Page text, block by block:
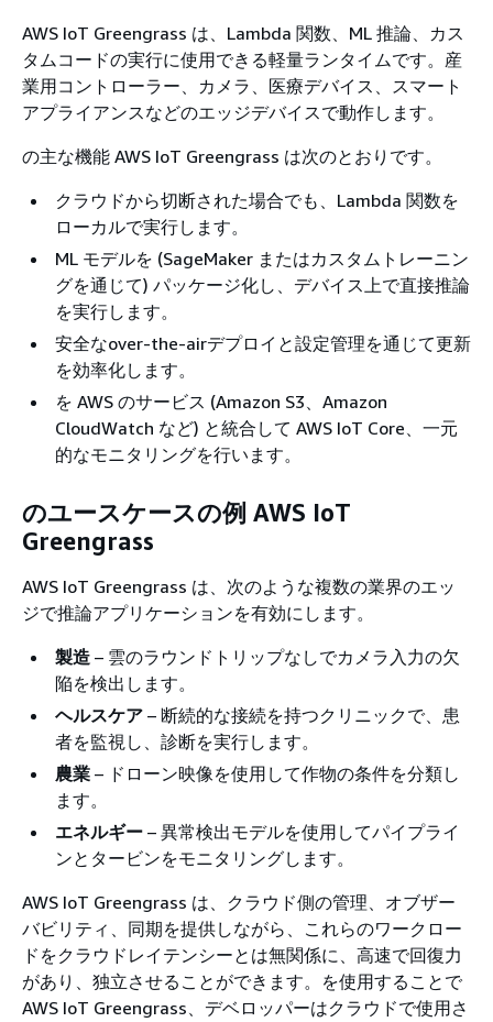
AWS IoT Greengrass は、Lambda 関数、ML 推論、カス
タムコードの実行に使用できる軽量ランタイムです。産
業用コントローラー、カメラ、医療デバイス、スマート
アプライアンスなどのエッジデバイスで動作します。
の主な機能 AWS IoT Greengrass は次のとおりです。
クラウドから切断された場合でも、Lambda 関数を
ローカルで実行します。
ML モデルを (SageMaker またはカスタムトレーニン
グを通じて) パッケージ化し、デバイス上で直接推論
を実行します。
安全なover-the-airデプロイと設定管理を通じて更新
を効率化します。
を AWS のサービス (Amazon S3、Amazon
CloudWatch など) と統合して AWS IoT Core、一元
的なモニタリングを行います。
のユースケースの例 AWS IoT
Greengrass
AWS IoT Greengrass は、次のような複数の業界のエッ
ジで推論アプリケーションを有効にします。
製造 – 雲のラウンドトリップなしでカメラ入力の欠
陥を検出します。
ヘルスケア – 断続的な接続を持つクリニックで、患
者を監視し、診断を実行します。
農業 – ドローン映像を使用して作物の条件を分類し
ます。
エネルギー – 異常検出モデルを使用してパイプライ
ンとタービンをモニタリングします。
AWS IoT Greengrass は、クラウド側の管理、オブザー
バビリティ、同期を提供しながら、これらのワークロー
ドをクラウドレイテンシーとは無関係に、高速で回復力
があり、独立させることができます。を使用することで
AWS IoT Greengrass、デベロッパーはクラウドで使用さ